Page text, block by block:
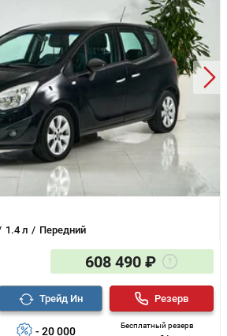
1.4 л Передний
608 490 ₽
- 20 000
Трейд Ин
Бесплатный резерв
Резерв